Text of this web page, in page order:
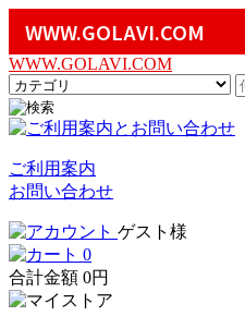
WWW.GOLAVI.COM
WWW.GOLAVI.COM
ご利用案内
お問い合わせ
ゲスト様
0
合計金額 0円